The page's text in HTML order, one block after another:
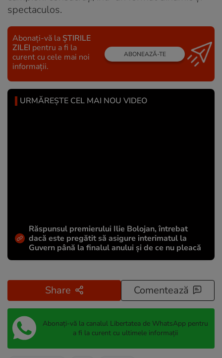
spectaculos.
Abonați-vă la ȘTIRILE
ZILEI pentru a fi la
curent cu cele mai noi
informații.
ABONEAZĂ-TE
URMĂREȘTE CEL MAI NOU VIDEO
Răspunsul premierului Ilie Bolojan, întrebat
dacă este pregătit să asigure interimatul la
Guvern până la finalul anului și de ce nu pleacă
Share Comentează
Abonați-vă la canalul Libertatea de WhatsApp pentru
a fi la curent cu ultimele informații